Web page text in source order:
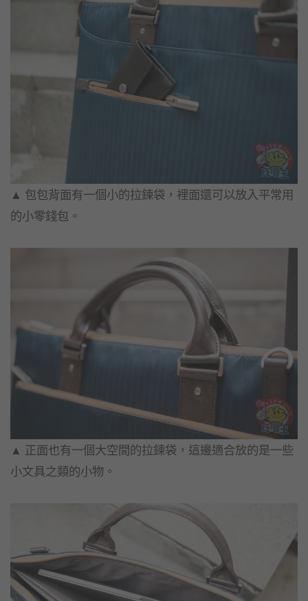
▲​ 包包背面有一個小的拉鍊袋，裡面還可以放入平常用
的小零錢包。
▲​ 正面也有一個大空間的拉鍊袋，這邊適合放的是一些
小文具之類的小物。